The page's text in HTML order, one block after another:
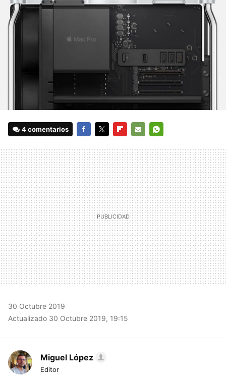
4 comentarios
MAIL
30 Octubre 2019
Actualizado 30 Octubre 2019, 19:15
Miguel López
Editor